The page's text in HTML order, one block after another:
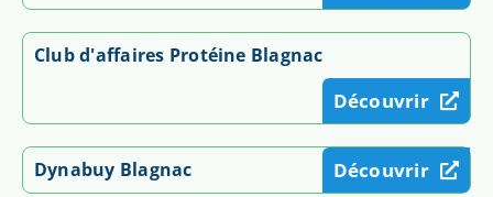
Club d'affaires Protéine Blagnac
Découvrir
Dynabuy Blagnac Découvrir